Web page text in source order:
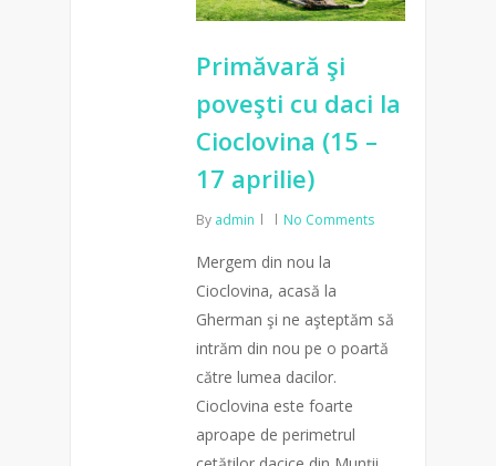
Primăvară şi
poveşti cu daci la
Cioclovina (15 –
17 aprilie)
By admin No Comments
Mergem din nou la
Cioclovina, acasă la
Gherman şi ne aşteptăm să
intrăm din nou pe o poartă
către lumea dacilor.
Cioclovina este foarte
aproape de perimetrul